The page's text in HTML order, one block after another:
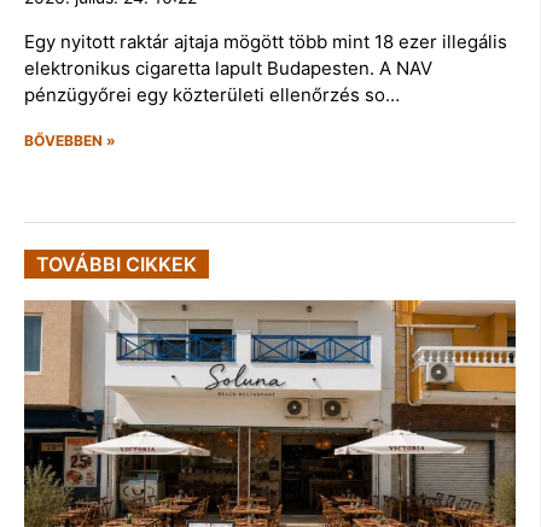
Egy nyitott raktár ajtaja mögött több mint 18 ezer illegális
elektronikus cigaretta lapult Budapesten. A NAV
pénzügyőrei egy közterületi ellenőrzés so…
BŐVEBBEN »
TOVÁBBI CIKKEK